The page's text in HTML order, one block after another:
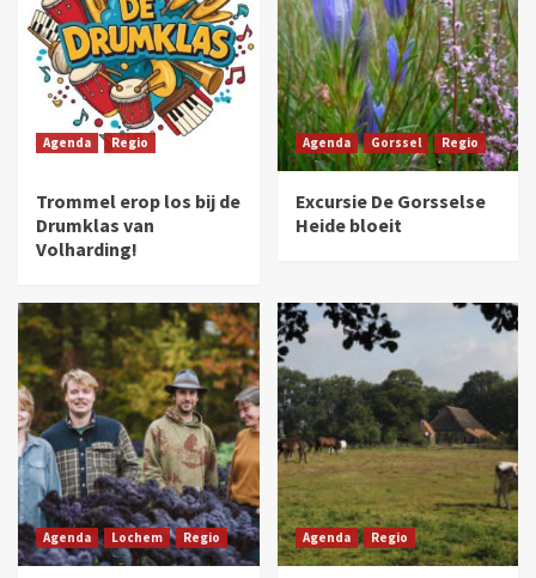
Agenda Regio
Trommel erop los bij de
Drumklas van
Volharding!
Agenda Gorssel Regio
Excursie De Gorsselse
Heide bloeit
Agenda Lochem Regio Agenda Regio